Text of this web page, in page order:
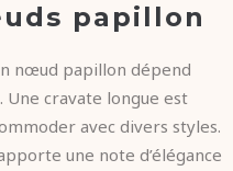
papillon
nœud papillon dépend
Une cravate longue est
avec divers styles.
une note d’élégance